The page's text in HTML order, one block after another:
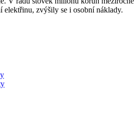
elektřinu, zvýšily se i osobní náklady.